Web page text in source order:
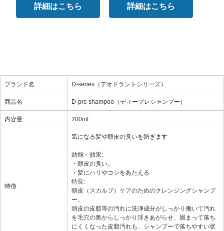
詳細はこちら 詳細はこちら
ブランド名 D-series（デオドラントシリーズ）
商品名 D-pre shampoo（ディープレシャンプー）
内容量 200mL
特徴
気になる髪や頭皮の臭いを防ぎます
効能・効果:
・頭皮の臭い。
・髪にハリやコシをあたえる
特長:
頭皮（スカルプ）ケアのためのクレンジングシャンプ
ー。
頭皮の皮脂等の汚れに洗浄成分がしっかり働いて汚れ
を毛穴の奥からしっかり浮きあがらせ、固まって落ち
にくくなった皮脂汚れも、シャンプーで落ちやすい状